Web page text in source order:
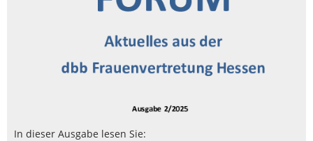
In dieser Ausgabe lesen Sie: